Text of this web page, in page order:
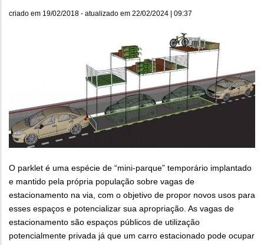
criado em 19/02/2018 - atualizado em 22/02/2024 | 09:37
O parklet é uma espécie de “mini-parque” temporário implantado
e mantido pela própria população sobre vagas de
estacionamento na via, com o objetivo de propor novos usos para
esses espaços e potencializar sua apropriação. As vagas de
estacionamento são espaços públicos de utilização
potencialmente privada já que um carro estacionado pode ocupar